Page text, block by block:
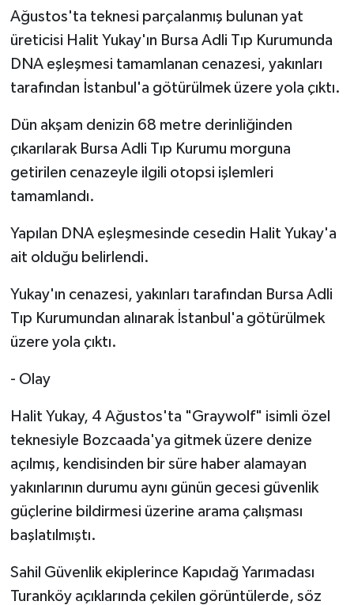
Ağustos'ta teknesi parçalanmış bulunan yat
üreticisi Halit Yukay'ın Bursa Adli Tıp Kurumunda
DNA eşleşmesi tamamlanan cenazesi, yakınları
tarafından İstanbul'a götürülmek üzere yola çıktı.
Dün akşam denizin 68 metre derinliğinden
çıkarılarak Bursa Adli Tıp Kurumu morguna
getirilen cenazeyle ilgili otopsi işlemleri
tamamlandı.
Yapılan DNA eşleşmesinde cesedin Halit Yukay'a
ait olduğu belirlendi.
Yukay'ın cenazesi, yakınları tarafından Bursa Adli
Tıp Kurumundan alınarak İstanbul'a götürülmek
üzere yola çıktı.
- Olay
Halit Yukay, 4 Ağustos'ta "Graywolf" isimli özel
teknesiyle Bozcaada'ya gitmek üzere denize
açılmış, kendisinden bir süre haber alamayan
yakınlarının durumu aynı günün gecesi güvenlik
güçlerine bildirmesi üzerine arama çalışması
başlatılmıştı.
Sahil Güvenlik ekiplerince Kapıdağ Yarımadası
Turanköy açıklarında çekilen görüntülerde, söz
Siyaset
Tarım ve Ekonomi
Teknoloji
Ulusal
Yaşam